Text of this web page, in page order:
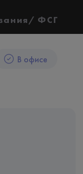
ФСГ
В офисе